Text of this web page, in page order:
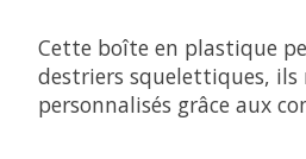
Cette boîte en plastique
destriers squelettiques, ils
personnalisés grâce aux